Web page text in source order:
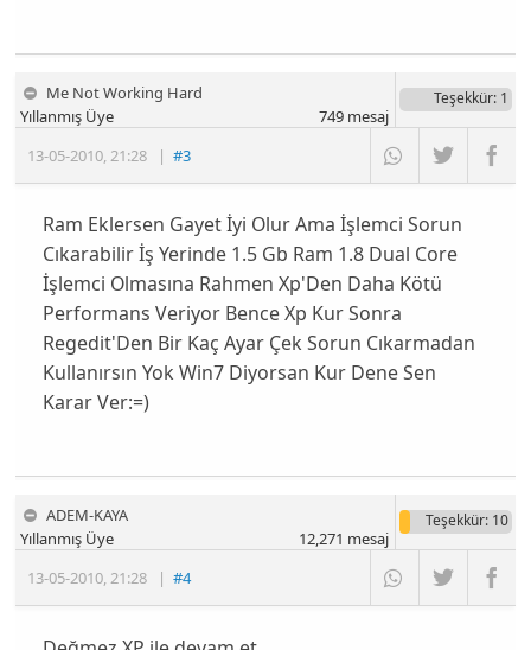
Me Not Working Hard
13-05-2010 21:28 |#3
Yıllanmış Üye
Teşekkür: 1
749mesaj
Ram Eklersen Gayet İyi Olur Ama İşlemci Sorun
Cıkarabilir İş Yerinde 1.5 Gb Ram 1.8 Dual Core
İşlemci Olmasına Rahmen Xp'Den Daha Kötü
Performans Veriyor Bence Xp Kur Sonra
Regedit'Den Bir Kaç Ayar Çek Sorun Cıkarmadan
Kullanırsın Yok Win7 Diyorsan Kur Dene Sen
Karar Ver:=)
ADEM-KAYA
13-05-2010,21:28 |#4
Yıllanmış Üye
Teşekkür: 10
12,271 mesaj